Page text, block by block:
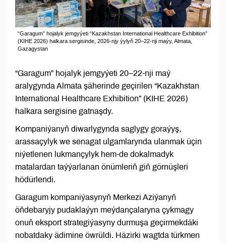
“Garagum” hojalyk jemgyýeti “Kazakhstan International Healthcare Exhibition”
(KIHE 2026) halkara sergisinde, 2026-njy ýylyň 20–22-nji maýy, Almata,
Gazagystan
“Garagum” hojalyk jemgyýeti 20–22-nji maý
aralygynda Almata şäherinde geçirilen “Kazakhstan
International Healthcare Exhibition” (KIHE 2026)
halkara sergisine gatnaşdy.
Kompaniýanyň diwarlygynda saglygy goraýyş,
arassaçylyk we senagat ulgamlarynda ulanmak üçin
niýetlenen lukmançylyk hem-de dokalmadyk
matalardan taýýarlanan önümleriň giň görnüşleri
hödürlendi.
Garagum kompaniýasynyň Merkezi Aziýanyň
öňdebaryjy pudaklaýyn meýdançalaryna çykmagy
onuň eksport strategiýasyny durmuşa geçirmekdäki
nobatdaky ädimine öwrüldi. Häzirki wagtda türkmen